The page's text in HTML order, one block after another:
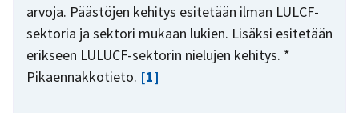
arvoja. Päästöjen kehitys esitetään ilman LULCF-
sektoria ja sektori mukaan lukien. Lisäksi esitetään
erikseen LULUCF-sektorin nielujen kehitys. *
Pikaennakkotieto. [1]